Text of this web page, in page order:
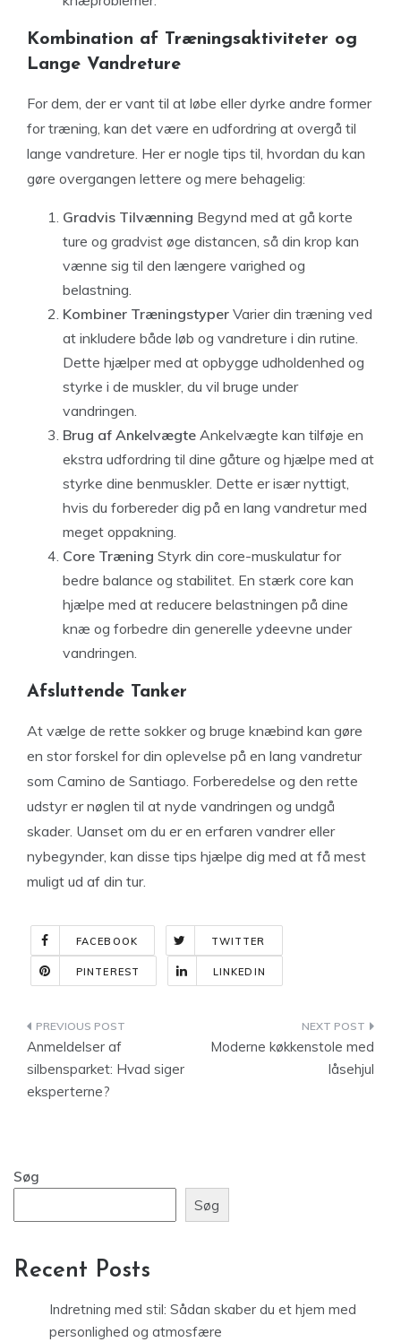
Kombination af Træningsaktiviteter og
Lange Vandreture
For dem, der er vant til at løbe eller dyrke andre former
for træning, kan det være en udfordring at overgå til
lange vandreture. Her er nogle tips til, hvordan du kan
gøre overgangen lettere og mere behagelig:
Gradvis Tilvænning Begynd med at gå korte
ture og gradvist øge distancen, så din krop kan
vænne sig til den længere varighed og
belastning.
Kombiner Træningstyper Varier din træning ved
at inkludere både løb og vandreture i din rutine.
Dette hjælper med at opbygge udholdenhed og
styrke i de muskler, du vil bruge under
vandringen.
Brug af Ankelvægte Ankelvægte kan tilføje en
ekstra udfordring til dine gåture og hjælpe med at
styrke dine benmuskler. Dette er især nyttigt,
hvis du forbereder dig på en lang vandretur med
meget oppakning.
Core Træning Styrk din core-muskulatur for
bedre balance og stabilitet. En stærk core kan
hjælpe med at reducere belastningen på dine
knæ og forbedre din generelle ydeevne under
vandringen.
Afsluttende Tanker
At vælge de rette sokker og bruge knæbind kan gøre
en stor forskel for din oplevelse på en lang vandretur
som Camino de Santiago. Forberedelse og den rette
udstyr er nøglen til at nyde vandringen og undgå
skader. Uanset om du er en erfaren vandrer eller
nybegynder, kan disse tips hjælpe dig med at få mest
muligt ud af din tur.
FACEBOOK TWITTER
PINTEREST LINKEDIN
Indlægsnavigation
Anmeldelser af
silbensparket: Hvad siger
eksperterne?
Moderne køkkenstole med
låsehjul
Søg
Søg
Recent Posts
Indretning med stil: Sådan skaber du et hjem med
personlighed og atmosfære